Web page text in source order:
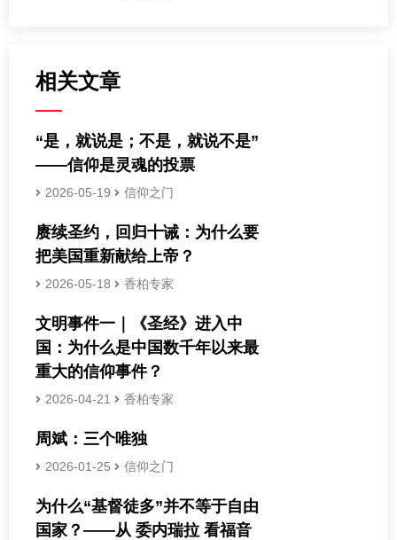
相关文章
“是，就说是；不是，就说不是”
——信仰是灵魂的投票
2026-05-19 信仰之门
赓续圣约，回归十诫：为什么要
把美国重新献给上帝？
2026-05-18 香柏专家
文明事件一｜《圣经》进入中
国：为什么是中国数千年以来最
重大的信仰事件？
2026-04-21 香柏专家
周斌：三个唯独
2026-01-25 信仰之门
为什么“基督徒多”并不等于自由
国家？——从 委内瑞拉 看福音